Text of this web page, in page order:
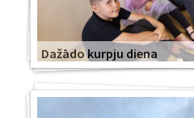
Dažādo kurpju diena